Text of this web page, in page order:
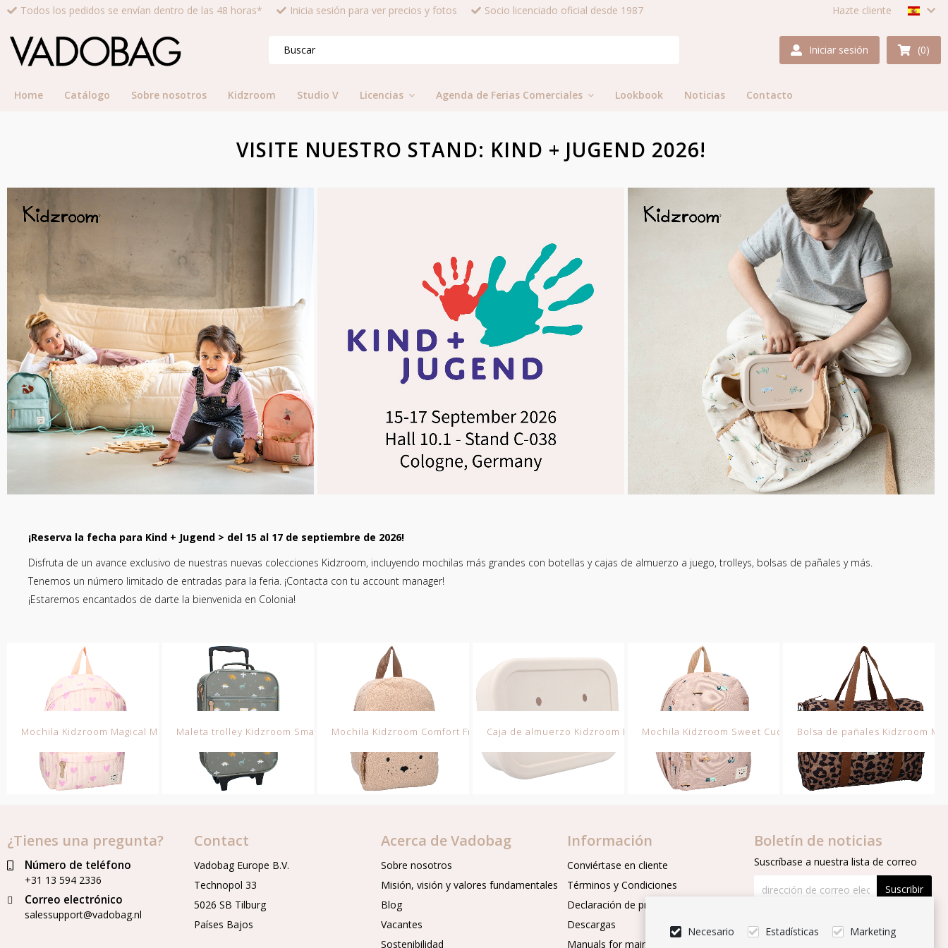
Necesario Estadísticas Marketing
Todos los pedidos se envían dentro de las 48 horas* Inicia sesión para ver precios y fotos Socio licenciado oficial desde 1987 Hazte cliente
Iniciar sesión (0)
Home Catálogo Sobre nosotros Kidzroom Studio V Licencias Agenda de Ferias Comerciales Lookbook Noticias Contacto
VISITE NUESTRO STAND: KIND + JUGEND 2026!
¡Reserva la fecha para Kind + Jugend > del 15 al 17 de septiembre de 2026!
Disfruta de un avance exclusivo de nuestras nuevas colecciones Kidzroom, incluyendo mochilas más grandes con botellas y cajas de almuerzo a juego, trolleys, bolsas de pañales y más.
Tenemos un número limitado de entradas para la feria. ¡Contacta con tu account manager!
¡Estaremos encantados de darte la bienvenida en Colonia!
Mochila Kidzroom Magical MeadowsMaleta trolley Kidzroom Small TalkMochila Kidzroom Comfort FriendsCaja de almuerzo Kidzroom Beary ExcitedMochila Kidzroom Sweet CuddlesBolsa de pañales Kidzroom
¿Tienes una pregunta?
Número de teléfono
+31 13 594 2336
Correo electrónico
salessupport@vadobag.nl
Contact
Vadobag Europe B.V.
Technopol 33
5026 SB Tilburg
Países Bajos
Acerca de Vadobag
Sobre nosotros
Misión, visión y valores fundamentales
Blog
Vacantes
Sostenibilidad
Información
Conviértase en cliente
Términos y Condiciones
Declaración de privacidad
Descargas
Manuals for maintenance and repair
Boletín de noticias
Suscríbase a nuestra lista de correo
Suscribir
Síguenos